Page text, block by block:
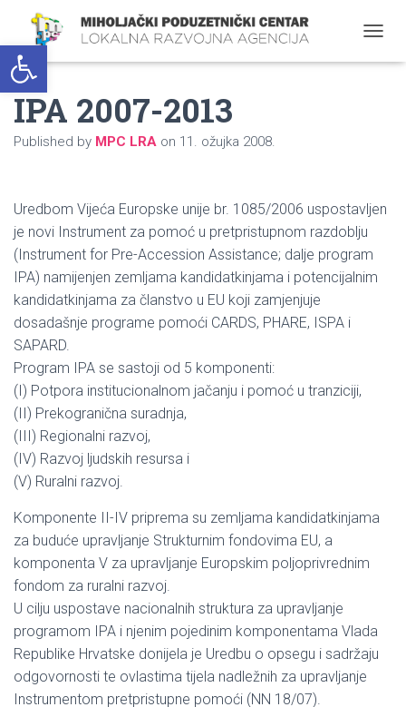
Open toolbar
O
G
O
IPA 2007-2013
Published by MPC LRA on 11. ožujka 2008.
Uredbom Vijeća Europske unije br. 1085/2006 uspostavljen
je novi Instrument za pomoć u pretpristupnom razdoblju
(Instrument for Pre-Accession Assistance; dalje program
IPA) namijenjen zemljama kandidatkinjama i potencijalnim
kandidatkinjama za članstvo u EU koji zamjenjuje
dosadašnje programe pomoći CARDS, PHARE, ISPA i
SAPARD.
Program IPA se sastoji od 5 komponenti:
(I) Potpora institucionalnom jačanju i pomoć u tranziciji,
(II) Prekogranična suradnja,
(III) Regionalni razvoj,
(IV) Razvoj ljudskih resursa i
(V) Ruralni razvoj.
Komponente II-IV priprema su zemljama kandidatkinjama
za buduće upravljanje Strukturnim fondovima EU, a
komponenta V za upravljanje Europskim poljoprivrednim
fondom za ruralni razvoj.
U cilju uspostave nacionalnih struktura za upravljanje
programom IPA i njenim pojedinim komponentama Vlada
Republike Hrvatske donijela je Uredbu o opsegu i sadržaju
odgovornosti te ovlastima tijela nadležnih za upravljanje
Instrumentom pretpristupne pomoći (NN 18/07).